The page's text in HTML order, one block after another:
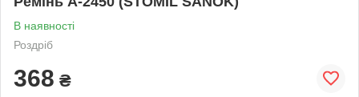
В наявності
Роздріб
368 ₴